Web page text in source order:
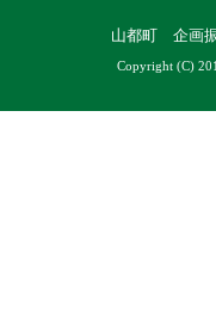
山都町 企画
Copyright (C)